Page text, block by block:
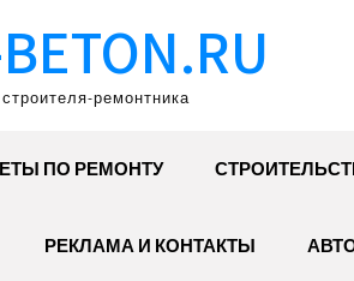
ремонтника
ПО РЕМОНТУ
РЕКЛАМА И КОНТАКТЫ